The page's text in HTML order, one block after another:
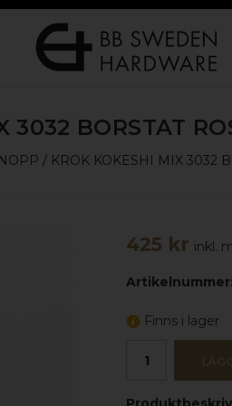
3032 BORSTAT
/ KROK KOKESHI MIX 3032
425 kr inkl.
Artikelnummer:
Finns i lager